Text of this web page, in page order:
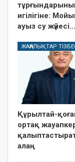
игілігіне:
ауыз су жүйесі…
ЖАҢАЛЫҚТАР
Құрылтай-
ортақ
алаң